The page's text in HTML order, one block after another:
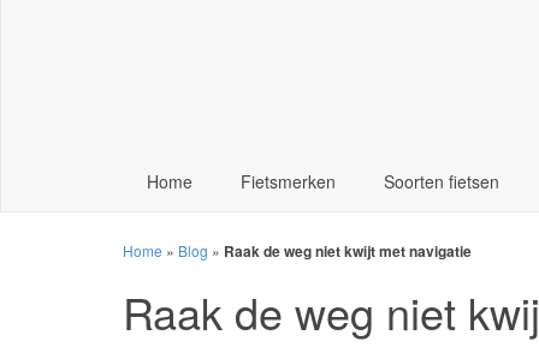
Home Fietsmerken Soorten fietsen
Home » Blog » Raak de weg niet kwijt met navigatie
Raak de weg niet